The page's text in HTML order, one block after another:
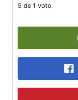
5 de 1 voto